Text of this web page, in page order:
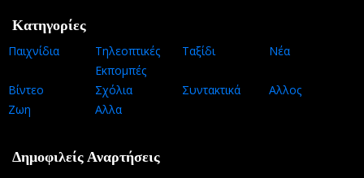
Κατηγορίες
Παιχνίδια
Τηλεοπτικές
Εκπομπές
Ταξίδι Νέα
Βίντεο Σχόλια Συντακτικά
Αλλος
Ζωη
Αλλα
Δημοφιλείς Αναρτήσεις